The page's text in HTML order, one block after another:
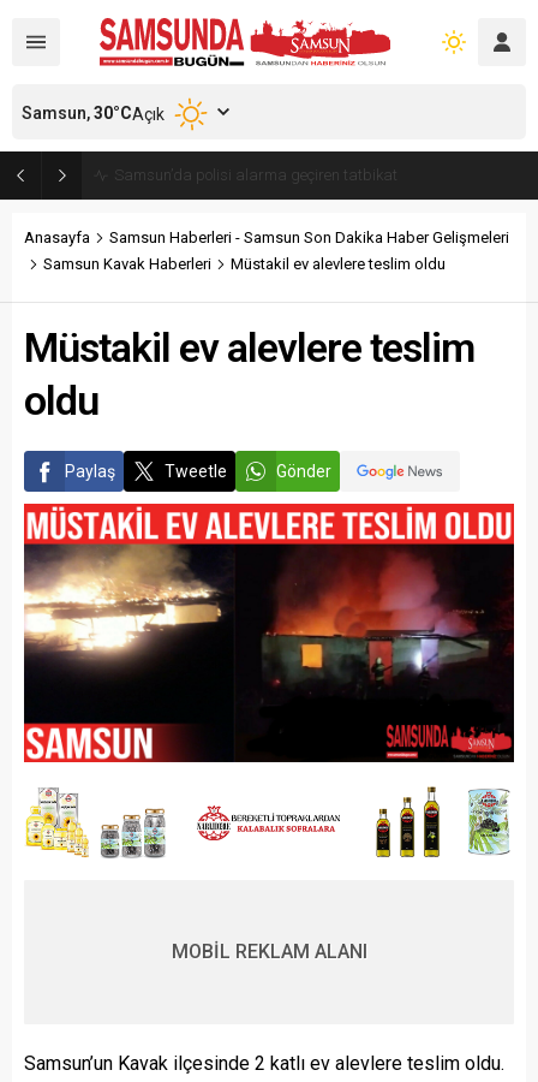
Samsun’da polisi alarma geçiren tatbikat
Samsun,30°CAçık
Anasayfa
Samsun Haberleri - Samsun Son Dakika Haber Gelişmeleri
Samsun Kavak Haberleri
Müstakil ev alevlere teslim oldu
Müstakil ev alevlere teslim
oldu
Paylaş Tweetle Gönder
MOBİL REKLAM ALANI
Samsun’un Kavak ilçesinde 2 katlı ev alevlere teslim oldu.